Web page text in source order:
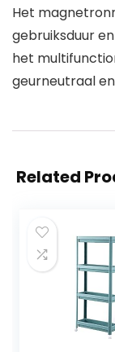
Het
gebruiksduur
het
geurneutraal
Related